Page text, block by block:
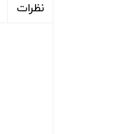
نظرات